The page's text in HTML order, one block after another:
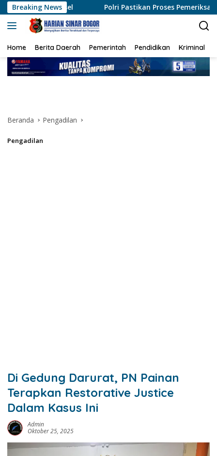
Langsung
ke
konten
Breaking News
Polri Pastikan Proses Pemeriksaan Personel di Aceh
Home Berita Daerah Pemerintah Pendidikan Kriminal
Beranda Pengadilan
Pengadilan
Di Gedung Darurat, PN Painan
Terapkan Restorative Justice
Dalam Kasus Ini
Admin
Oktober 25, 2025